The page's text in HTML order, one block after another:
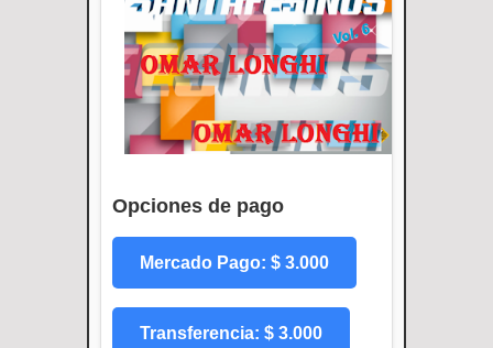
Opciones de pago
Mercado Pago: $ 3.000
Transferencia: $ 3.000